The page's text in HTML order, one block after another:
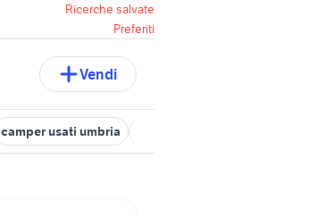
Ricerche salvate
Preferiti
Vendi
camper usati umbria